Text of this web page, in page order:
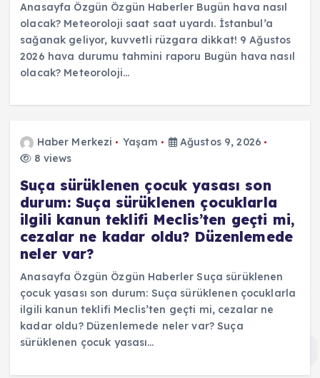
Anasayfa Özgün Özgün Haberler Bugün hava nasıl
olacak? Meteoroloji saat saat uyardı. İstanbul’a
sağanak geliyor, kuvvetli rüzgara dikkat! 9 Ağustos
2026 hava durumu tahmini raporu Bugün hava nasıl
olacak? Meteoroloji…
Haber Merkezi Yaşam
Ağustos 9, 2026
8 views
Suça sürüklenen çocuk yasası son
durum: Suça sürüklenen çocuklarla
ilgili kanun teklifi Meclis’ten geçti mi,
cezalar ne kadar oldu? Düzenlemede
neler var?
Anasayfa Özgün Özgün Haberler Suça sürüklenen
çocuk yasası son durum: Suça sürüklenen çocuklarla
ilgili kanun teklifi Meclis’ten geçti mi, cezalar ne
kadar oldu? Düzenlemede neler var? Suça
sürüklenen çocuk yasası…